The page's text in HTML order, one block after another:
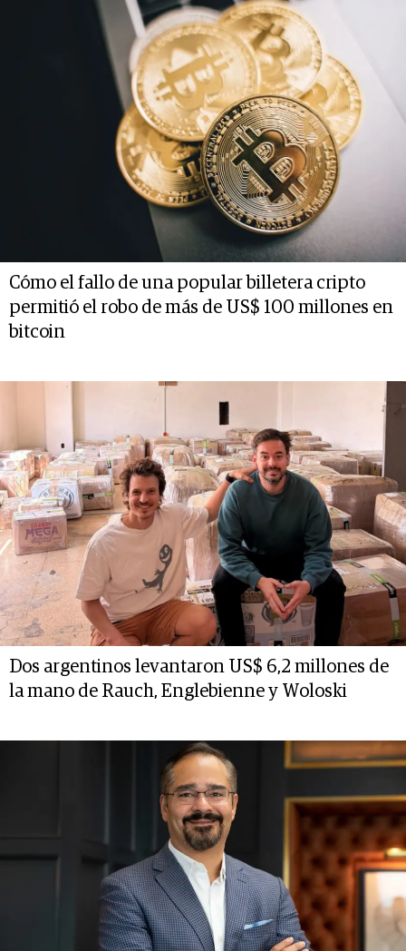
Cómo el fallo de una popular billetera cripto
permitió el robo de más de US$ 100 millones en
bitcoin
Dos argentinos levantaron US$ 6,2 millones de
la mano de Rauch, Englebienne y Woloski